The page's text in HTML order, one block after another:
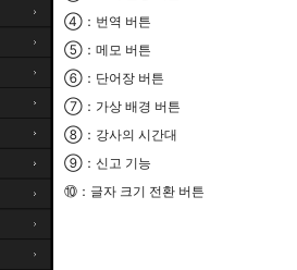
④：번역 버튼
⑤：메모 버튼
⑥：단어장 버튼
⑦：가상 배경 버튼
⑧：강사의 시간대
⑨：신고 기능
⑩：글자 크기 전환 버튼